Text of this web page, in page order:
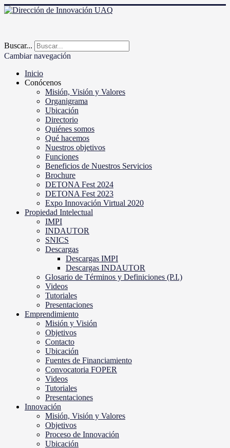
Buscar...
Cambiar navegación
Inicio
Conócenos
Misión, Visión y Valores
Organigrama
Ubicación
Directorio
Quiénes somos
Qué hacemos
Nuestros objetivos
Funciones
Beneficios de Nuestros Servicios
Brochure
DETONA Fest 2024
DETONA Fest 2023
Expo Innovación Virtual 2020
Propiedad Intelectual
IMPI
INDAUTOR
SNICS
Descargas
Descargas IMPI
Descargas INDAUTOR
Glosario de Términos y Definiciones (P.I.)
Videos
Tutoriales
Presentaciones
Emprendimiento
Misión y Visión
Objetivos
Contacto
Ubicación
Fuentes de Financiamiento
Convocatoria FOPER
Videos
Tutoriales
Presentaciones
Innovación
Misión, Visión y Valores
Objetivos
Proceso de Innovación
Ubicación